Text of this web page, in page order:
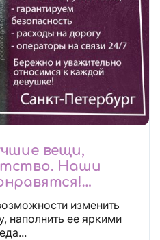
вещи,
Наши
отличныеизменить
наполнить ее яркими